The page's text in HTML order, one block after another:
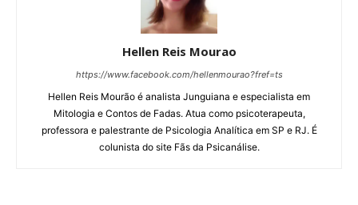
Hellen Reis Mourao
https://www.facebook.com/hellenmourao?fref=ts
Hellen Reis Mourão é analista Junguiana e especialista em
Mitologia e Contos de Fadas. Atua como psicoterapeuta,
professora e palestrante de Psicologia Analítica em SP e RJ. É
colunista do site Fãs da Psicanálise.